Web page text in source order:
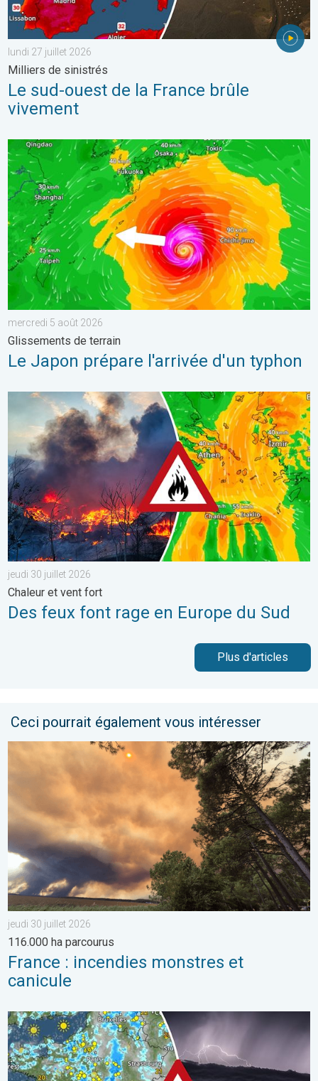
lundi 27 juillet 2026
Milliers de sinistrés
Le sud-ouest de la France brûle
vivement
Le Japon prépare l'arrivée d'un typhon. Glissements de
mercredi 5 août 2026
Glissements de terrain
Le Japon prépare l'arrivée d'un typhon
Des feux font rage en Europe du Sud. Chaleur et vent fort. . .
jeudi 30 juillet 2026
Chaleur et vent fort
Des feux font rage en Europe du Sud
Plus d'articles
Ceci pourrait également vous intéresser
France : incendies monstres et canicule. 116.000 ha
jeudi 30 juillet 2026
116.000 ha parcourus
France : incendies monstres et
canicule
Dégradation orageuse attendue mardi. Changement de